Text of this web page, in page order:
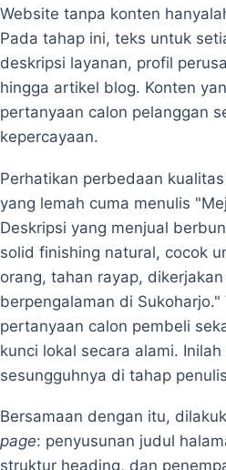
Website tanpa konten
Pada tahap ini, teks untuk
deskripsi layanan, profil
hingga artikel blog. Konten
pertanyaan calon pelanggan
kepercayaan.
Perhatikan perbedaan
yang lemah cuma menulis
Deskripsi yang menjual
solid finishing natural, cocok
orang, tahan rayap,
berpengalaman di
pertanyaan calon pembeli
kunci lokal secara alami. Inilah
sesungguhnya di tahap
Bersamaan dengan itu,
page: penyusunan judul
struktur heading, dan